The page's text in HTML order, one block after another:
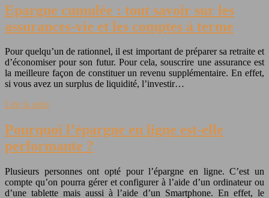
Epargne cumulée : tout savoir sur les
assurances-vie et les comptes à terme
Pour quelqu’un de rationnel, il est important de préparer sa retraite et
d’économiser pour son futur. Pour cela, souscrire une assurance est
la meilleure façon de constituer un revenu supplémentaire. En effet,
si vous avez un surplus de liquidité, l’investir…
Lire la suite
Pourquoi l’épargne en ligne est-elle
performante ?
Plusieurs personnes ont opté pour l’épargne en ligne. C’est un
compte qu’on pourra gérer et configurer à l’aide d’un ordinateur ou
d’une tablette mais aussi à l’aide d’un Smartphone. En effet, le